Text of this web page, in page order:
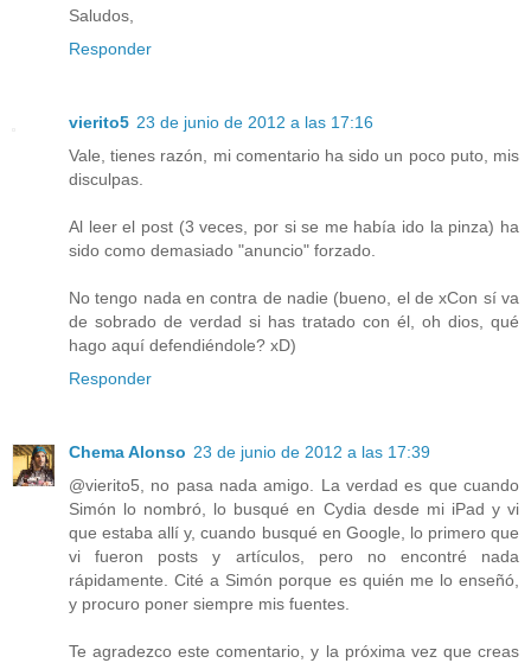
Saludos,
Responder
vierito5 23 de junio de 2012 a las 17:16
Vale, tienes razón, mi comentario ha sido un poco puto, mis
disculpas.
Al leer el post (3 veces, por si se me había ido la pinza) ha
sido como demasiado "anuncio" forzado.
No tengo nada en contra de nadie (bueno, el de xCon sí va
de sobrado de verdad si has tratado con él, oh dios, qué
hago aquí defendiéndole? xD)
Responder
Chema Alonso 23 de junio de 2012 a las 17:39
@vierito5, no pasa nada amigo. La verdad es que cuando
Simón lo nombró, lo busqué en Cydia desde mi iPad y vi
que estaba allí y, cuando busqué en Google, lo primero que
vi fueron posts y artículos, pero no encontré nada
rápidamente. Cité a Simón porque es quién me lo enseñó,
y procuro poner siempre mis fuentes.
Te agradezco este comentario, y la próxima vez que creas